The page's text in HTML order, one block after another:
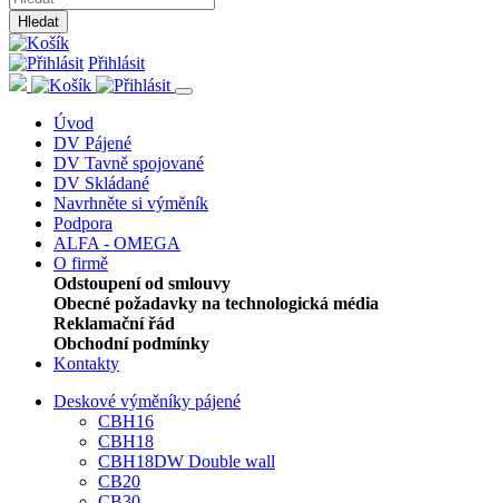
Hledat
Přihlásit
Úvod
DV Pájené
DV Tavně spojované
DV Skládané
Navrhněte si výměník
Podpora
ALFA - OMEGA
O firmě
Odstoupení od smlouvy
Obecné požadavky na technologická média
Reklamační řád
Obchodní podmínky
Kontakty
Deskové výměníky pájené
CBH16
CBH18
CBH18DW Double wall
CB20